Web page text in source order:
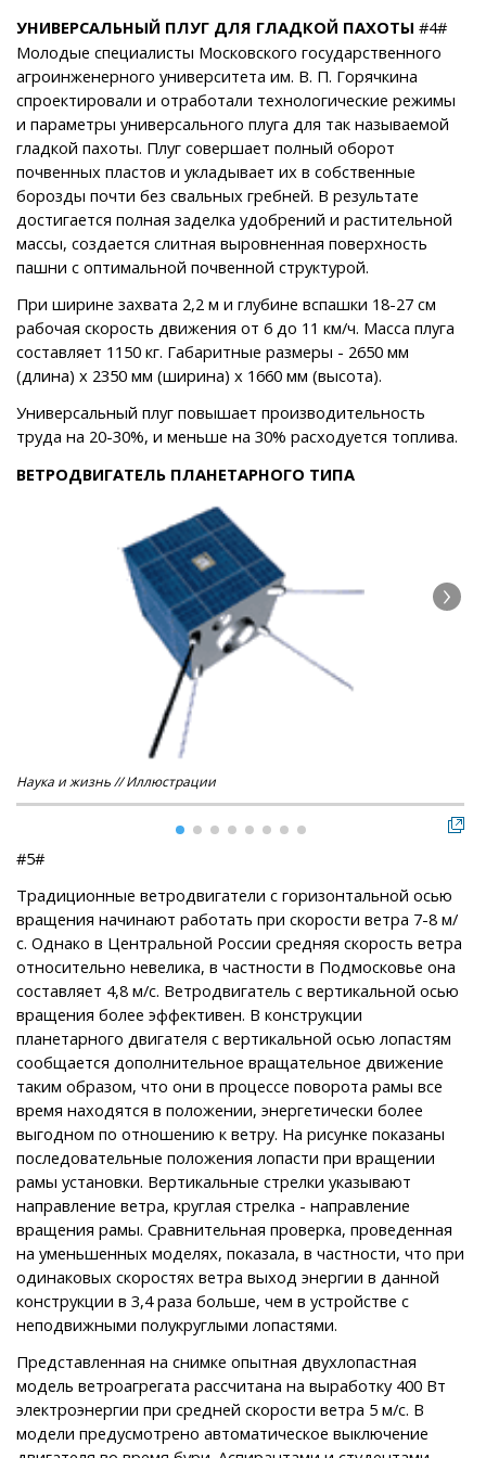
УНИВЕРСАЛЬНЫЙ ПЛУГ ДЛЯ ГЛАДКОЙ ПАХОТЫ #4#
Молодые специалисты Московского государственного
агроинженерного университета им. В. П. Горячкина
спроектировали и отработали технологические режимы
и параметры универсального плуга для так называемой
гладкой пахоты. Плуг совершает полный оборот
почвенных пластов и укладывает их в собственные
борозды почти без свальных гребней. В результате
достигается полная заделка удобрений и растительной
массы, создается слитная выровненная поверхность
пашни с оптимальной почвенной структурой.
При ширине захвата 2,2 м и глубине вспашки 18-27 см
рабочая скорость движения от 6 до 11 км/ч. Масса плуга
составляет 1150 кг. Габаритные размеры - 2650 мм
(длина) х 2350 мм (ширина) х 1660 мм (высота).
Универсальный плуг повышает производительность
труда на 20-30%, и меньше на 30% расходуется топлива.
ВЕТРОДВИГАТЕЛЬ ПЛАНЕТАРНОГО ТИПА
Наука и жизнь // Иллюстрации
#5#
Традиционные ветродвигатели с горизонтальной осью
вращения начинают работать при скорости ветра 7-8 м/
с. Однако в Центральной России средняя скорость ветра
относительно невелика, в частности в Подмосковье она
составляет 4,8 м/с. Ветродвигатель с вертикальной осью
вращения более эффективен. В конструкции
планетарного двигателя с вертикальной осью лопастям
сообщается дополнительное вращательное движение
таким образом, что они в процессе поворота рамы все
время находятся в положении, энергетически более
выгодном по отношению к ветру. На рисунке показаны
последовательные положения лопасти при вращении
рамы установки. Вертикальные стрелки указывают
направление ветра, круглая стрелка - направление
вращения рамы. Сравнительная проверка, проведенная
на уменьшенных моделях, показала, в частности, что при
одинаковых скоростях ветра выход энергии в данной
конструкции в 3,4 раза больше, чем в устройстве с
неподвижными полукруглыми лопастями.
Представленная на снимке опытная двухлопастная
модель ветроагрегата рассчитана на выработку 400 Вт
электроэнергии при средней скорости ветра 5 м/с. В
модели предусмотрено автоматическое выключение